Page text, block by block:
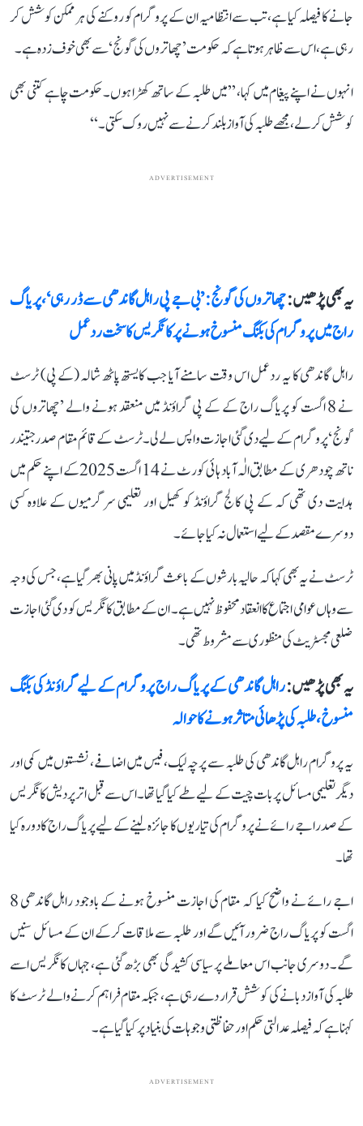
جانے کا فیصلہ کیا ہے، تب سے انتظامیہ ان کے پروگرام کو روکنے کی ہر ممکن کوشش کر
رہی ہے، اس سے ظاہر ہوتا ہے کہ حکومت ’چھاتروں کی گونج‘ سے بھی خوف زدہ ہے۔
انہوں نے اپنے پیغام میں کہا، ’’میں طلبہ کے ساتھ کھڑا ہوں۔ حکومت چاہے کتنی بھی
کوشش کر لے، مجھے طلبہ کی آواز بلند کرنے سے نہیں روک سکتی۔‘‘
ADVERTISEMENT
یہ بھی پڑھیں :چھاتروں کی گونج: ’بی جے پی راہل گاندھی سے ڈر رہی‘، پریاگ
راج میں پروگرام کی بکنگ منسوخ ہونے پر کانگریس کا سخت ردعمل
راہل گاندھی کا یہ ردعمل اس وقت سامنے آیا جب کایستھ پاٹھ شالہ (کے پی) ٹرسٹ
نے 8 اگست کو پریاگ راج کے کے پی گراؤنڈ میں منعقد ہونے والے ’چھاتروں کی
گونج‘ پروگرام کے لیے دی گئی اجازت واپس لے لی۔ ٹرسٹ کے قائم مقام صدر جتیندر
ناتھ چودھری کے مطابق الٰہ آباد ہائی کورٹ نے 14 اگست 2025 کے اپنے حکم میں
ہدایت دی تھی کہ کے پی کالج گراؤنڈ کو کھیل اور تعلیمی سرگرمیوں کے علاوہ کسی
دوسرے مقصد کے لیے استعمال نہ کیا جائے۔
ٹرسٹ نے یہ بھی کہا کہ حالیہ بارشوں کے باعث گراؤنڈ میں پانی بھر گیا ہے، جس کی وجہ
سے وہاں عوامی اجتماع کا انعقاد محفوظ نہیں ہے۔ ان کے مطابق کانگریس کو دی گئی اجازت
ضلعی مجسٹریٹ کی منظوری سے مشروط تھی۔
یہ بھی پڑھیں :راہل گاندھی کے پریاگ راج پروگرام کے لیے گراؤنڈ کی بکنگ
منسوخ، طلبہ کی پڑھائی متاثر ہونے کا حوالہ
یہ پروگرام راہل گاندھی کی طلبہ سے پرچہ لیک، فیس میں اضافے، نشستوں میں کمی اور
دیگر تعلیمی مسائل پر بات چیت کے لیے طے کیا گیا تھا۔ اس سے قبل اتر پردیش کانگریس
کے صدر اجے رائے نے پروگرام کی تیاریوں کا جائزہ لینے کے لیے پریاگ راج کا دورہ کیا
تھا۔
اجے رائے نے واضح کیا کہ مقام کی اجازت منسوخ ہونے کے باوجود راہل گاندھی 8
اگست کو پریاگ راج ضرور آئیں گے اور طلبہ سے ملاقات کرکے ان کے مسائل سنیں
گے۔ دوسری جانب اس معاملے پر سیاسی کشیدگی بھی بڑھ گئی ہے، جہاں کانگریس اسے
طلبہ کی آواز دبانے کی کوشش قرار دے رہی ہے، جبکہ مقام فراہم کرنے والے ٹرسٹ کا
کہنا ہے کہ فیصلہ عدالتی حکم اور حفاظتی وجوہات کی بنیاد پر کیا گیا ہے۔
ADVERTISEMENT